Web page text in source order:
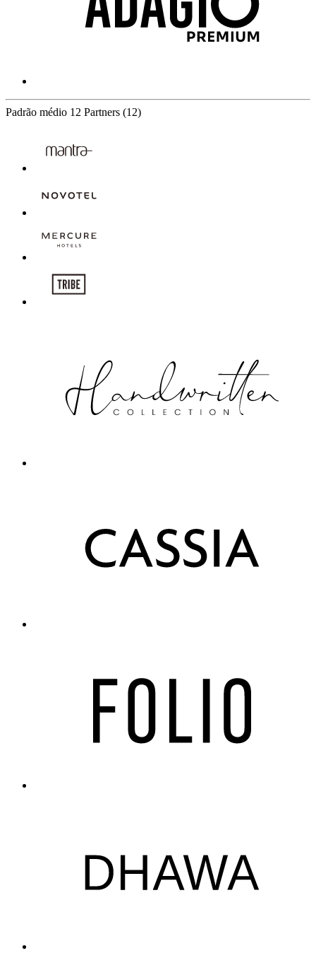
Padrão médio 12 Partners (12)